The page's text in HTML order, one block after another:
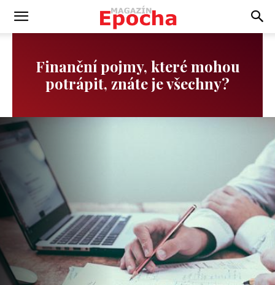
Finanční pojmy, které mohou
potrápit, znáte je všechny?